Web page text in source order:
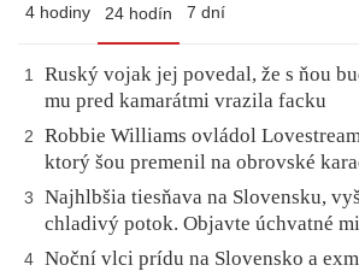
4 hodiny 24 hodín 7 dní
1
Ruský vojak jej povedal, že s ňou
mu pred kamarátmi vrazila facku
2
Robbie Williams ovládol
ktorý šou premenil na obrovské
3
Najhlbšia tiesňava na Slovensku,
chladivý potok. Objavte úchvatné
4 Noční vlci prídu na Slovensko a